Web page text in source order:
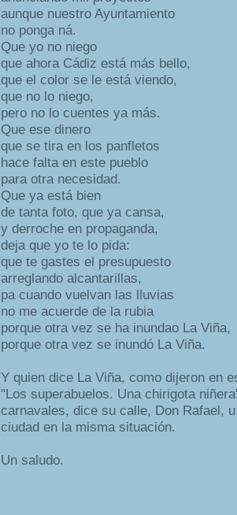
aunque nuestro Ayuntamiento
no ponga ná.
Que yo no niego
que ahora Cádiz está más bello,
que el color se le está viendo,
que no lo niego,
pero no lo cuentes ya más.
Que ese dinero
que se tira en los panfletos
hace falta en este pueblo
para otra necesidad.
Que ya está bien
de tanta foto, que ya cansa,
y derroche en propaganda,
deja que yo te lo pida:
que te gastes el presupuesto
arreglando alcantarillas,
pa cuando vuelvan las lluvias
no me acuerde de la rubia
porque otra vez se ha inundao La Viña,
porque otra vez se inundó La Viña.
Y quien dice La Viña, como dijeron en
"Los superabuelos. Una chirigota
carnavales, dice su calle, Don Rafael,
ciudad en la misma situación.
Un saludo.